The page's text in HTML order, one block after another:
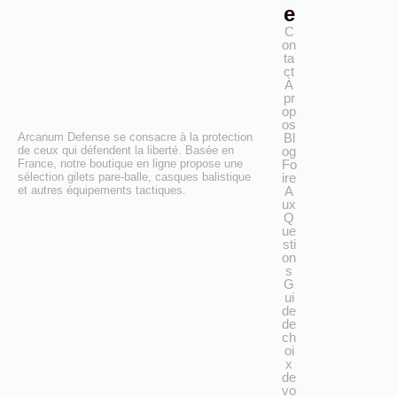
Arcanum Defense se consacre à la protection
de ceux qui défendent la liberté. Basée en
France, notre boutique en ligne propose une
sélection gilets pare-balle, casques balistique
et autres équipements tactiques.
e
C
on
ta
ct
À
pr
op
os
Bl
og
Fo
ire
A
ux
Q
ue
sti
on
s
G
ui
de
de
ch
oi
x
de
vo